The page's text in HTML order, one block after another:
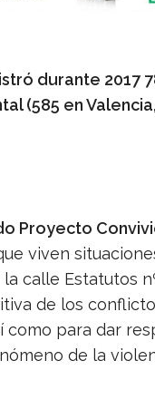
durante 2017
(585 en
Proyecto
viven
calle Estatutos
de los
como para dar
de la